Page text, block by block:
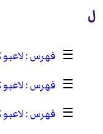
ل
☰
☰
☰